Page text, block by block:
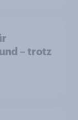
– trotz